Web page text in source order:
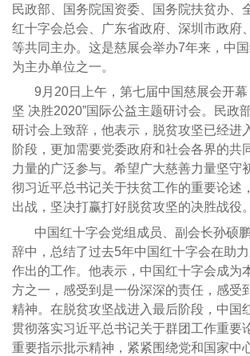
民政部、国务院国资委、国务院扶贫办、
红十字会总会、广东省政府、深圳市政府
等共同主办。这是慈展会举办7年来，中
为主办单位之一。
9月20日上午，第七届中国慈展会开幕
坚 决胜2020”国际公益主题研讨会。民政
研讨会上致辞，他表示，脱贫攻坚已经进
阶段，更加需要党委政府和社会各界的共
力量的广泛参与。希望广大慈善力量坚守
彻习近平总书记关于扶贫工作的重要论述
出战，坚决打赢打好脱贫攻坚的决胜战役。
中国红十字会党组成员、副会长孙硕
辞中，总结了过去5年中国红十字会在助
作出的工作。他表示，中国红十字会成为
方之一，感受到是一份深深的责任，感受
精神。在脱贫攻坚战进入最后阶段，中国
贯彻落实习近平总书记关于群团工作重要
重要指示批示精神，紧紧围绕党和国家中